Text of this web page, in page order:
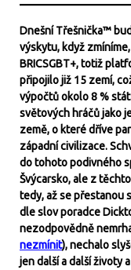
Dnešní Třešnička™
výskytu, když
BRICSGBT+, totiž
připojilo již 15 zemí,
výpočtů okolo 8 %
světových hráčů jako
země, o které dříve
západní civilizace.
do tohoto podivného
Švýcarsko, ale z
tedy, až se přestanou
dle slov poradce
nezodpovědně
nezmínit), nechalo
jen další a další životy